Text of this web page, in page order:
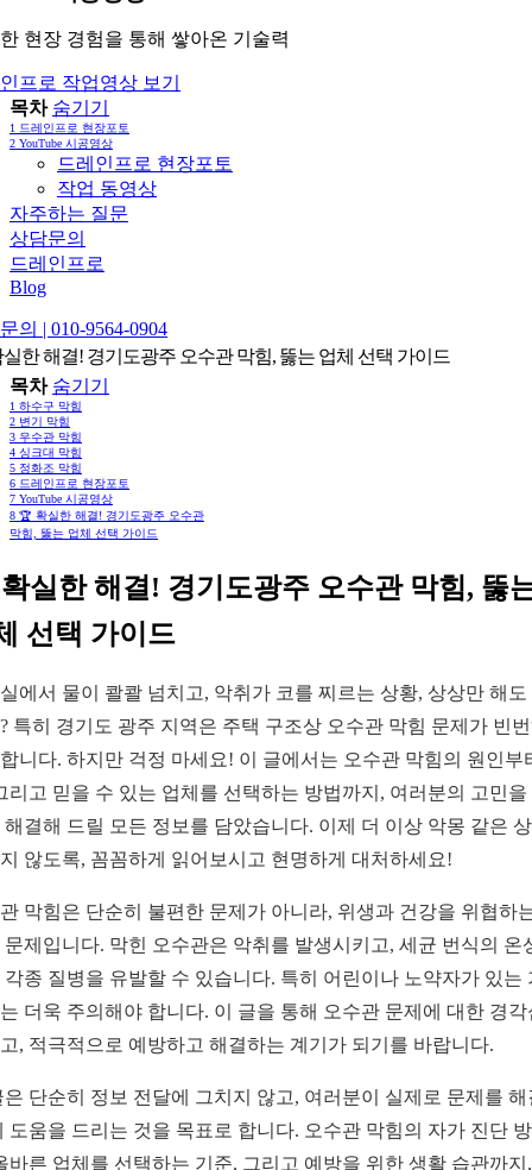
현장 경험을 통해 쌓아온 기술력
프로 작업영상 보기
목차 숨기기
1 드레인프로 현장포토
2 YouTube 시공영상
드레인프로 현장포토
작업 동영상
자주하는 질문
상담문의
드레인프로
Blog
의 | 010-9564-0904
한 해결! 경기도광주 오수관 막힘, 뚫는 업체 선택 가이드
목차 숨기기
1 하수구 막힘
2 변기 막힘
3 우수관 막힘
4 싱크대 막힘
5 정화조 막힘
6 드레인프로 현장포토
7 YouTube 시공영상
8 🏆 확실한 해결! 경기도광주 오수관
막힘, 뚫는 업체 선택 가이드
실한 해결! 경기도광주 오수관 막힘, 뚫
선택 가이드
에서 물이 콸콸 넘치고, 악취가 코를 찌르는 상황, 상상만 해도
특히 경기도 광주 지역은 주택 구조상 오수관 막힘 문제가 빈
니다. 하지만 걱정 마세요! 이 글에서는 오수관 막힘의 원인부
리고 믿을 수 있는 업체를 선택하는 방법까지, 여러분의 고민을
해결해 드릴 모든 정보를 담았습니다. 이제 더 이상 악몽 같은
않도록, 꼼꼼하게 읽어보시고 현명하게 대처하세요!
막힘은 단순히 불편한 문제가 아니라, 위생과 건강을 위협하
문제입니다. 막힌 오수관은 악취를 발생시키고, 세균 번식의 온
각종 질병을 유발할 수 있습니다. 특히 어린이나 노약자가 있는
더욱 주의해야 합니다. 이 글을 통해 오수관 문제에 대한 경각
, 적극적으로 예방하고 해결하는 계기가 되기를 바랍니다.
은 단순히 정보 전달에 그치지 않고, 여러분이 실제로 문제를 해
도움을 드리는 것을 목표로 합니다. 오수관 막힘의 자가 진단
바른 업체를 선택하는 기준, 그리고 예방을 위한 생활 습관까지